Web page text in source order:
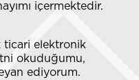
içermektedir.
ticari elektronik
okuduğumu,
ediyorum.